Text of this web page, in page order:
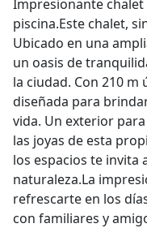
Impresionante chalet
piscina.Este chalet,
Ubicado en una
un oasis de
la ciudad. Con 210 m
diseñada para
vida. Un exterior
las joyas de esta
los espacios te invita
naturaleza.La
refrescarte en los
con familiares y